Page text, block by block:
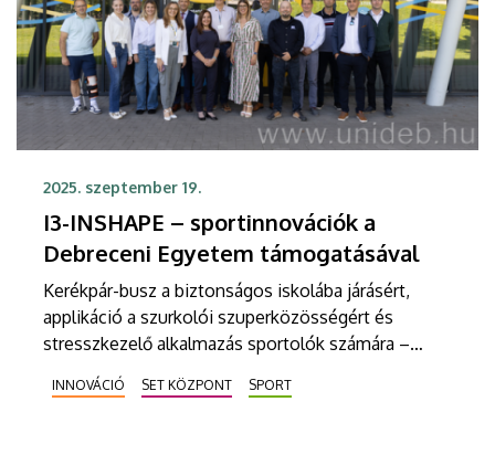
2025. szeptember 19.
I3-INSHAPE – sportinnovációk a
Debreceni Egyetem támogatásával
Kerékpár-busz a biztonságos iskolába járásért,
applikáció a szurkolói szuperközösségért és
stresszkezelő alkalmazás sportolók számára –
többek között ilyen innovációkat fejlesztenek azok
a hazai sportvállalkozások, melyeket az egyetemi
INNOVÁCIÓ SET KÖZPONT SPORT